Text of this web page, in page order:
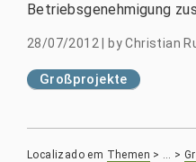
Betriebsgenehmigung
28/07/2012 byChristian
Großprojekte
Localizado em Themen > … >